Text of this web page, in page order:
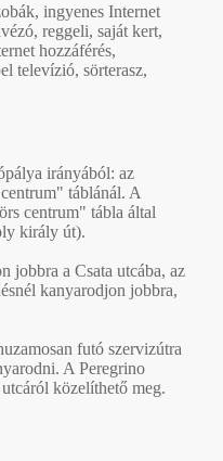
ingyenes Internet
reggeli, saját kert,
hozzáférés,
televízió, sörterasz,
irányából: az
táblánál. A
centrum" tábla által
király út).
jobbra a Csata utcába, az
kanyarodjon jobbra,
futó szervizútra
A Peregrino
közelíthető meg.